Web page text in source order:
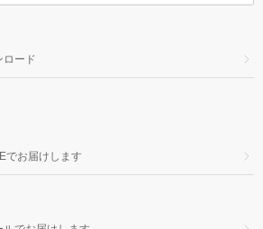
ロード
でお届けします